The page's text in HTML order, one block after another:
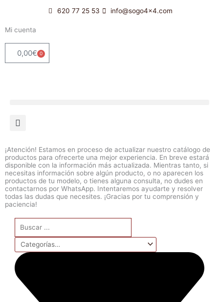
contenido
620 77 25 53 info@sogo4x4.com
Mi cuenta
0,00€ 0
Carrito
¡Atención! Estamos en proceso de actualizar nuestro catálogo de
productos para ofrecerte una mejor experiencia. En breve estará
disponible con la información más actualizada. Mientras tanto, si
necesitas información sobre algún producto, o no aparecen los
productos de tu modelo, o tienes alguna consulta, no dudes en
contactarnos por WhatsApp. Intentaremos ayudarte y resolver
todas las dudas que necesites. ¡Gracias por tu comprensión y
paciencia!
Search
...